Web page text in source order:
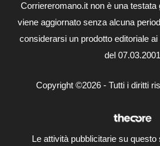
Corriereromano.it non è una testata
viene aggiornato senza alcuna
considerarsi un prodotto editoriale
del 07.03.2001
Copyright ©2026 - Tutti i diritti
Le attività pubblicitarie su